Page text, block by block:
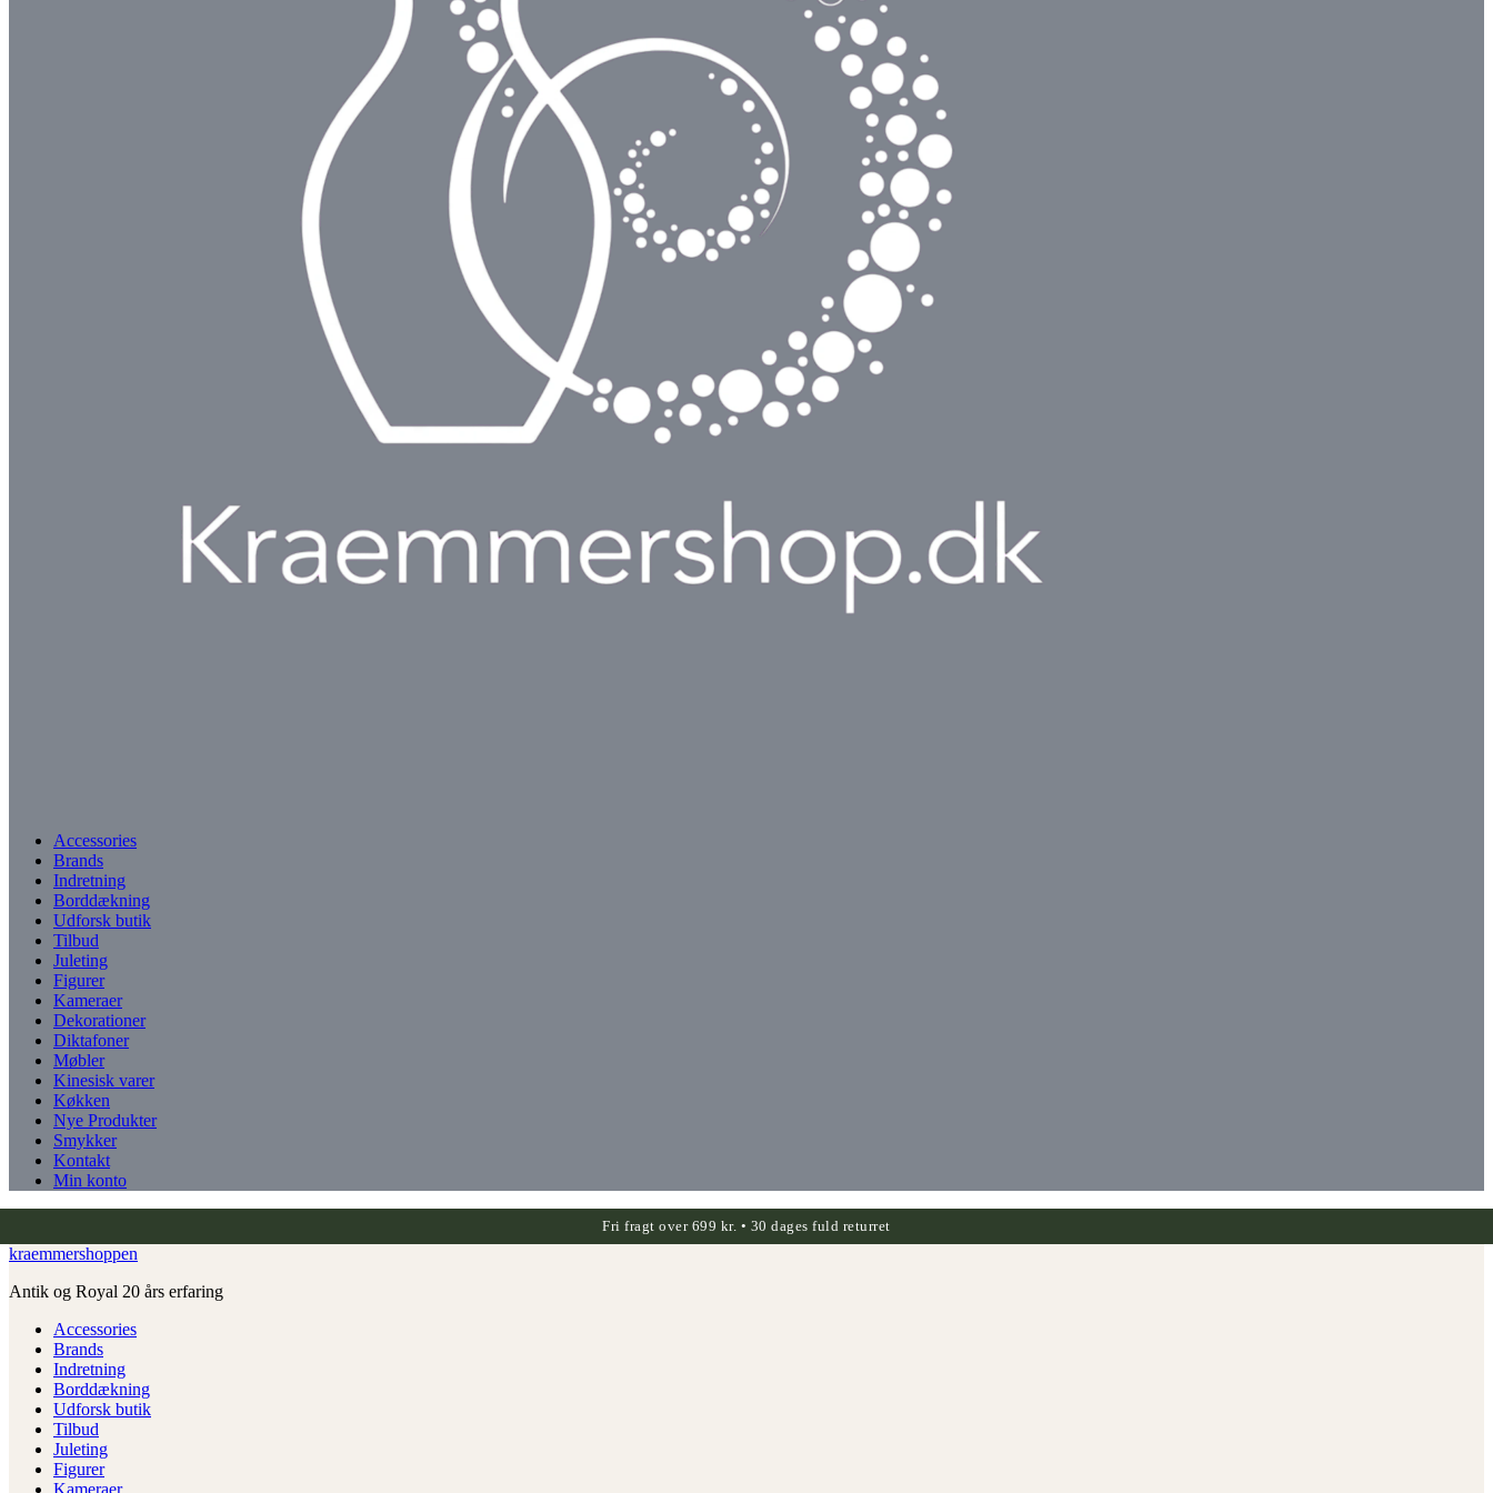
Accessories
Brands
Indretning
Borddækning
Udforsk butik
Tilbud
Juleting
Figurer
Kameraer
Dekorationer
Diktafoner
Møbler
Kinesisk varer
Køkken
Nye Produkter
Smykker
Kontakt
Min konto
Fri fragt over 699 kr. • 30 dages fuld returret
kraemmershoppen
Antik og Royal 20 års erfaring
Accessories
Brands
Indretning
Borddækning
Udforsk butik
Tilbud
Juleting
Figurer
Kameraer